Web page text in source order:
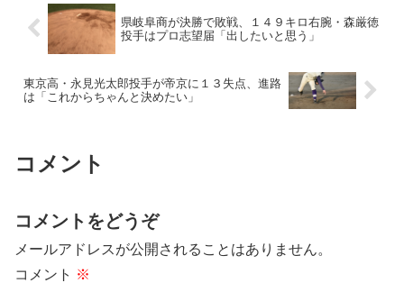
県岐阜商が決勝で敗戦、１４９キロ右腕・森厳徳
投手はプロ志望届「出したいと思う」
東京高・永見光太郎投手が帝京に１３失点、進路
は「これからちゃんと決めたい」
コメント
コメントをどうぞ
メールアドレスが公開されることはありません。
コメント ※